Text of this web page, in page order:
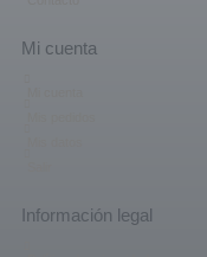
Mi cuenta
Información legal